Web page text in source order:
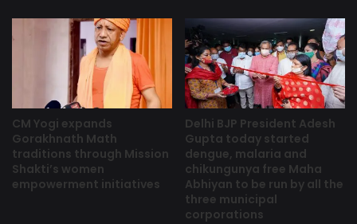
CM Yogi expands
Gorakhnath Math
traditions through Mission
Shakti’s women
empowerment initiatives
Delhi BJP President Adesh
Gupta today started
dengue, malaria and
chikungunya free Maha
Abhiyan to be run by all the
three municipal
corporations